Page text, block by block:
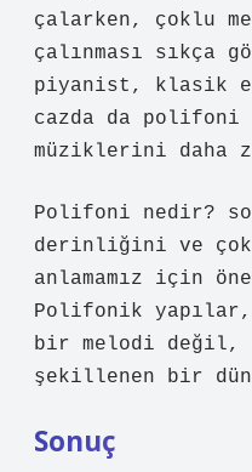
çalarken, çoklu
çalınması sıkça
piyanist, klasik
cazda da polifoni
müziklerini daha
Polifoni nedir?
derinliğini ve çok
anlamamız için
Polifonik
bir melodi değil,
şekillenen bir
Sonuç